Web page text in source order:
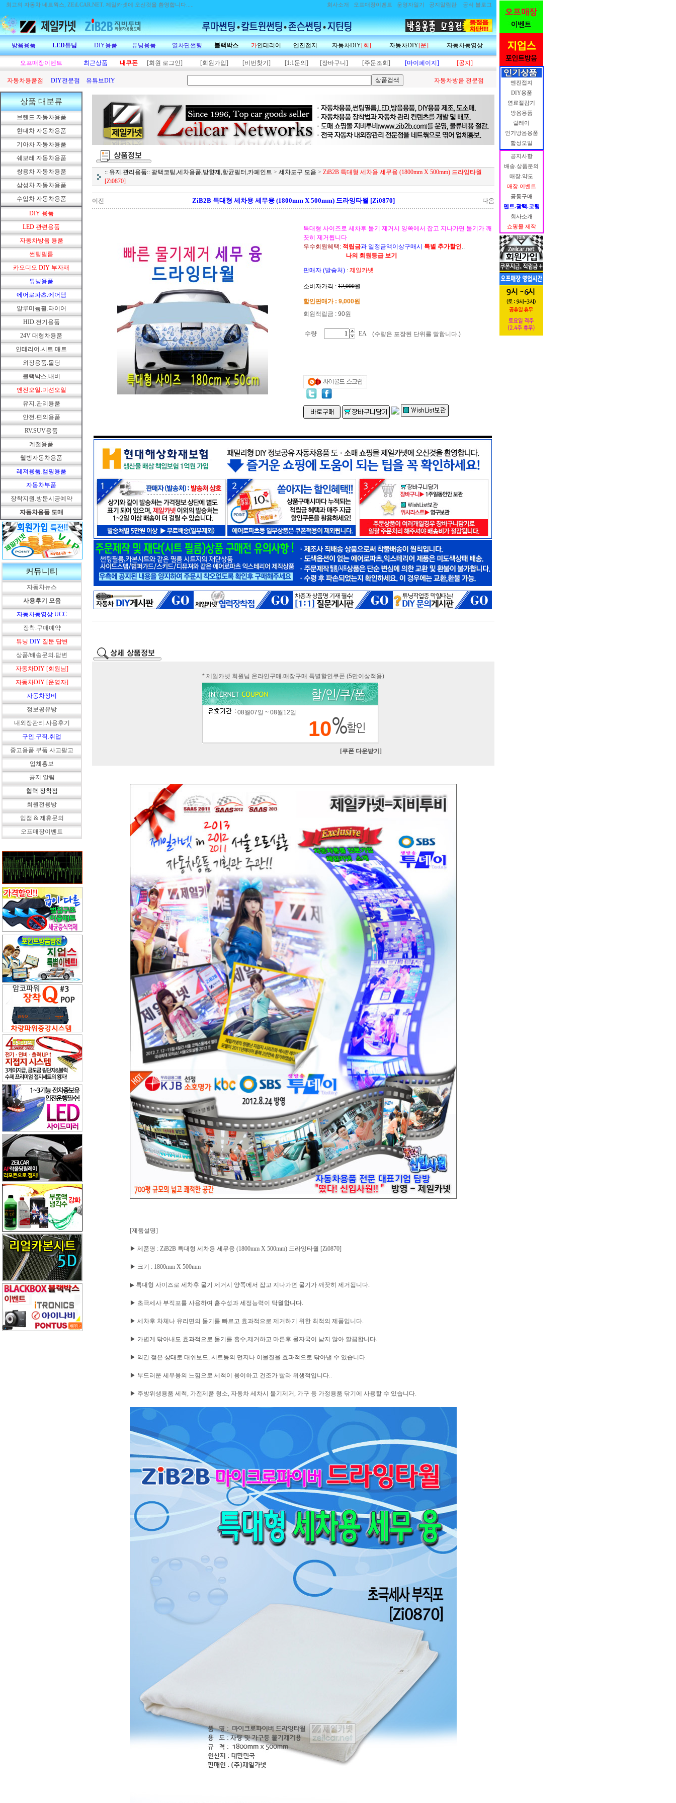
최고의 자동차 네트웍스, ZEiLCAR.NET. 제일카넷에 오신것을 환영합니다..... 회사소개 오프매장이벤트 운영자일기 공지알림란 공식 블로그
방음용품 LED튜닝 DIY용품 튜닝용품 열차단썬팅 블랙박스 카인테리어 엔진접지 자동차DIY[회] 자동차DIY[운] 자동차동영상
오프매장이벤트 최근상품 내쿠폰 [회원 로그인] [회원가입] [비번찾기] [1:1문의] [장바구니] [주문조회] [마이페이지] [공지]
자동차용품점 DIY전문점 유튜브DIY 자동차방음 전문점
상품 대분류
브랜드 자동차용품
현대차 자동차용품
기아차 자동차용품
쉐보레 자동차용품
쌍용차 자동차용품
삼성차 자동차용품
수입차 자동차용품
DIY 용품
LED 관련용품
자동차방음 용품
썬팅필름
카오디오 DIY 부자재
튜닝용품
에어로파츠.에어댐
알루미늄휠.타이어
HID.전기용품
24V 대형차용품
인테리어.시트.매트
외장용품.몰딩
블랙박스.내비
엔진오일.미션오일
유지.관리용품
안전.편의용품
RV.SUV용품
계절용품
웰빙자동차용품
레져용품.캠핑용품
자동차부품
장착지원.방문시공예약
자동차용품 도매
커뮤니티
자동차뉴스
사용후기 모음
자동차동영상 UCC
장착.구매예약
튜닝 DIY 질문.답변
상품/배송문의.답변
자동차DIY [회원님]
자동차DIY [운영자]
자동차정비
정보공유방
내외장관리.사용후기
구인.구직.취업
중고용품.부품 사고팔고
업체홍보
공지.알림
협력 장착점
회원전용방
입점 & 제휴문의
오프매장이벤트
:: 유지.관리용품:: 광택코팅,세차용품,방향제,항균필터,카페인트 > 세차도구 모음 > ZiB2B 특대형 세차용 세무융 (1800mm X 500mm) 드라잉타월
[Zi0870]
이전 ZiB2B 특대형 세차용 세무융 (1800mm X 500mm) 드라잉타월 [Zi0870] 다음
특대형 사이즈로 세차후 물기 제거시 양쪽에서 잡고 지나가면 물기가 깨
끗히 제거됩니다
우수회원혜택: 적립금과 일정금액이상구매시 특별 추가할인..
나의 회원등급 보기
판매자 (발송처) : 제일카넷
소비자가격 : 12,000원
할인판매가 : 9,000원
회원적립금 : 90원
수량 EA (수량은 포장된 단위를 말합니다.)
* 제일카넷 회원님 온라인구매.매장구매 특별할인쿠폰 (5만이상적용)
08월07일 ~ 08월12일
10
[쿠폰 다운받기]
[제품설명]
▶ 제품명 : ZiB2B 특대형 세차용 세무융 (1800mm X 500mm) 드라잉타월 [Zi0870]
▶ 크기 : 1800mm X 500mm
▶ 특대형 사이즈로 세차후 물기 제거시 양쪽에서 잡고 지나가면 물기가 깨끗히 제거됩니다.
▶ 초극세사 부직포를 사용하여 흡수성과 세정능력이 탁월합니다.
▶ 세차후 차체나 유리면의 물기를 빠르고 효과적으로 제거하기 위한 최적의 제품입니다.
▶ 가볍게 닦아내도 효과적으로 물기를 흡수,제거하고 마른후 물자국이 남지 않아 깔끔합니다.
▶ 약간 젖은 상태로 대쉬보드, 시트등의 먼지나 이물질을 효과적으로 닦아낼 수 있습니다.
▶ 부드러운 세무융의 느낌으로 세척이 용이하고 건조가 빨라 위생적입니다..
▶ 주방위생용품 세척, 가전제품 청소, 자동차 세차시 물기제거, 가구 등 가정용품 닦기에 사용할 수 있습니다.
엔진접지
DIY용품
연료절감기
방음용품
릴레이
인기방음용품
합성오일
공지사항
배송.상품문의
매장.약도
매장.이벤트
공동구매
덴트.광택.코팅
회사소개
쇼핑몰 제작